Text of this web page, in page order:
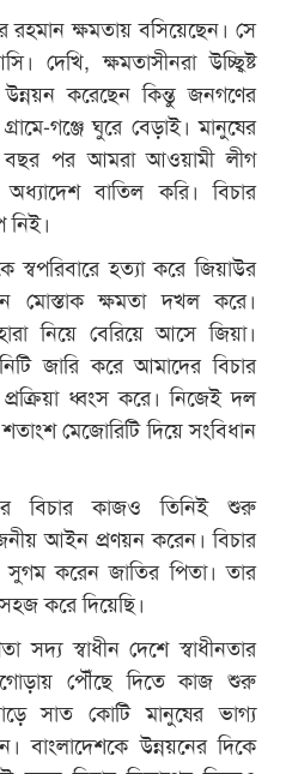
রহমান ক্ষমতায় বসিয়েছেন। সে
ক্ষমতাসীনরা উচ্ছ্বিষ্ট
করেছেন কিন্তু জনগণের
গঞ্জে ঘুরে বেড়াই। মানুষের
বছর পর আমরা আওয়ামী লীগ
বাতিল করি। বিচার
নিই।
স্বপরিবারে হত্যা করে জিয়াউর
মোস্তাক ক্ষমতা দখল করে।
নিয়ে বেরিয়ে আসে জিয়া।
জারি করে আমাদের বিচার
ধ্বংস করে। নিজেই দল
মেজোরিটি দিয়ে সংবিধান
বিচার কাজও তিনিই শুরু
আইন প্রণয়ন করেন। বিচার
সুগম করেন জাতির পিতা। তার
করে দিয়েছি।
সদ্য স্বাধীন দেশে স্বাধীনতার
পৌঁছে দিতে কাজ শুরু
সাত কোটি মানুষের ভাগ্য
বাংলাদেশকে উন্নয়নের দিকে